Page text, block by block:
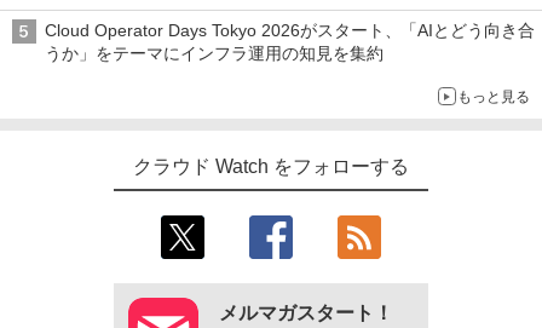
Cloud Operator Days Tokyo 2026がスタート、「AIとどう向き合
うか」をテーマにインフラ運用の知見を集約
もっと見る
クラウド Watch をフォローする
メルマガスタート！